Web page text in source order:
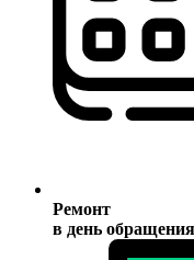
Ремонт
в день обращения